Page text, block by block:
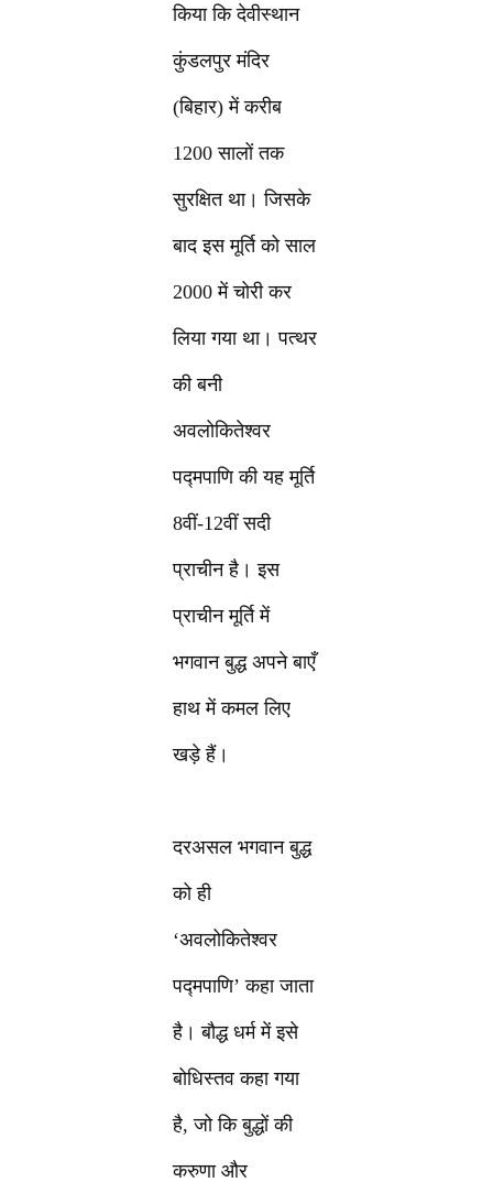
किया कि देवीस्थान
कुंडलपुर मंदिर
(बिहार) में करीब
1200 सालों तक
सुरक्षित था। जिसके
बाद इस मूर्ति को साल
2000 में चोरी कर
लिया गया था। पत्थर
की बनी
अवलोकितेश्वर
पद्मपाणि की यह मूर्ति
8वीं-12वीं सदी
प्राचीन है। इस
प्राचीन मूर्ति में
भगवान बुद्ध अपने बाएँ
हाथ में कमल लिए
खड़े हैं।
दरअसल भगवान बुद्ध
को ही
‘अवलोकितेश्वर
पद्मपाणि’ कहा जाता
है। बौद्ध धर्म में इसे
बोधिस्तव कहा गया
है, जो कि बुद्धों की
करुणा और